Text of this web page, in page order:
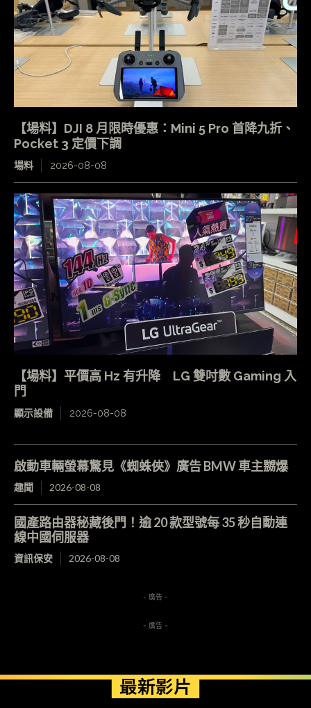
【場料】DJI 8 月限時優惠：Mini 5 Pro 首降九折、
Pocket 3 定價下調
場料 2026-08-08
【場料】平價高 Hz 有升降 LG 雙吋數 Gaming 入
門
顯示設備 2026-08-08
啟動車輛螢幕驚見《蜘蛛俠》廣告 BMW 車主嬲爆
趣聞 2026-08-08
國產路由器秘藏後門！逾 20 款型號每 35 秒自動連
線中國伺服器
資訊保安 2026-08-08
- 廣告 -
- 廣告 -
最新影片